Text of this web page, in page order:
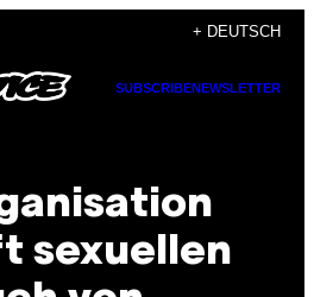
+ DEUTSCH
SUBSCRIBENEWSLETTER
sexuellen